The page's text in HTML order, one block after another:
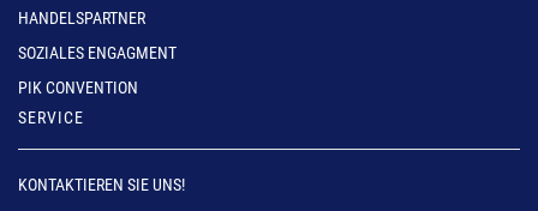
HANDELSPARTNER
SOZIALES ENGAGMENT
PIK CONVENTION
SERVICE
KONTAKTIEREN SIE UNS!